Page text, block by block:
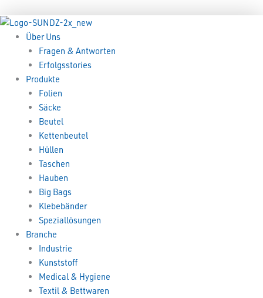
Inhalt
springenÜber Uns
Fragen & Antworten
Erfolgsstories
Produkte
Folien
Säcke
Beutel
Kettenbeutel
Hüllen
Taschen
Hauben
Big Bags
Klebebänder
Speziallösungen
Branche
Industrie
Kunststoff
Medical & Hygiene
Textil & Bettwaren